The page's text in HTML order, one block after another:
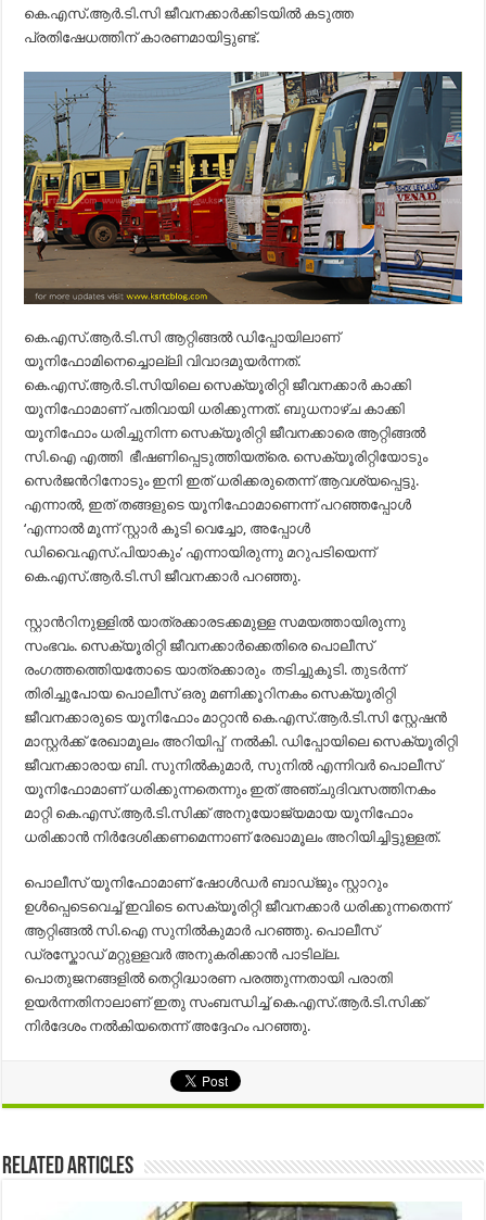
കെ.എസ്.ആര്‍.ടി.സി ജീവനക്കാര്‍ക്കിടയില്‍ കടുത്ത
പ്രതിഷേധത്തിന് കാരണമായിട്ടുണ്ട്.
കെ.എസ്.ആര്‍.ടി.സി ആറ്റിങ്ങല്‍ ഡിപ്പോയിലാണ്
യൂനിഫോമിനെച്ചൊല്ലി വിവാദമുയര്‍ന്നത്.
കെ.എസ്.ആര്‍.ടി.സിയിലെ സെക്യൂരിറ്റി ജീവനക്കാര്‍ കാക്കി
യൂനിഫോമാണ് പതിവായി ധരിക്കുന്നത്. ബുധനാഴ്ച കാക്കി
യൂനിഫോം ധരിച്ചുനിന്ന സെക്യൂരിറ്റി ജീവനക്കാരെ ആറ്റിങ്ങല്‍
സി.ഐ എത്തി ഭീഷണിപ്പെടുത്തിയത്രെ. സെക്യൂരിറ്റിയോടും
സെര്‍ജന്‍റിനോടും ഇനി ഇത് ധരിക്കരുതെന്ന് ആവശ്യപ്പെട്ടു.
എന്നാല്‍, ഇത് തങ്ങളുടെ യൂനിഫോമാണെന്ന് പറഞ്ഞപ്പോള്‍
‘എന്നാല്‍ മൂന്ന് സ്റ്റാര്‍ കൂടി വെച്ചോ, അപ്പോള്‍
ഡിവൈ.എസ്.പിയാകും’ എന്നായിരുന്നു മറുപടിയെന്ന്
കെ.എസ്.ആര്‍.ടി.സി ജീവനക്കാര്‍ പറഞ്ഞു.
സ്റ്റാന്‍റിനുള്ളില്‍ യാത്രക്കാരടക്കമുള്ള സമയത്തായിരുന്നു
സംഭവം. സെക്യൂരിറ്റി ജീവനക്കാര്‍ക്കെതിരെ പൊലീസ്
രംഗത്തത്തെിയതോടെ യാത്രക്കാരും തടിച്ചുകൂടി. തുടര്‍ന്ന്
തിരിച്ചുപോയ പൊലീസ് ഒരു മണിക്കൂറിനകം സെക്യൂരിറ്റി
ജീവനക്കാരുടെ യൂനിഫോം മാറ്റാന്‍ കെ.എസ്.ആര്‍.ടി.സി സ്റ്റേഷന്‍
മാസ്റ്റര്‍ക്ക് രേഖാമൂലം അറിയിപ്പ് നല്‍കി. ഡിപ്പോയിലെ സെക്യൂരിറ്റി
ജീവനക്കാരായ ബി. സുനില്‍കുമാര്‍, സുനില്‍ എന്നിവര്‍ പൊലീസ്
യൂനിഫോമാണ് ധരിക്കുന്നതെന്നും ഇത് അഞ്ചുദിവസത്തിനകം
മാറ്റി കെ.എസ്.ആര്‍.ടി.സിക്ക് അനുയോജ്യമായ യൂനിഫോം
ധരിക്കാന്‍ നിര്‍ദേശിക്കണമെന്നാണ് രേഖാമൂലം അറിയിച്ചിട്ടുള്ളത്.
പൊലീസ് യൂനിഫോമാണ് ഷോള്‍ഡര്‍ ബാഡ്ജും സ്റ്റാറും
ഉള്‍പ്പെടെവെച്ച് ഇവിടെ സെക്യൂരിറ്റി ജീവനക്കാര്‍ ധരിക്കുന്നതെന്ന്
ആറ്റിങ്ങല്‍ സി.ഐ സുനില്‍കുമാര്‍ പറഞ്ഞു. പൊലീസ്
ഡ്രസ്കോഡ് മറ്റുള്ളവര്‍ അനുകരിക്കാന്‍ പാടില്ല.
പൊതുജനങ്ങളില്‍ തെറ്റിദ്ധാരണ പരത്തുന്നതായി പരാതി
ഉയര്‍ന്നതിനാലാണ് ഇതു സംബന്ധിച്ച് കെ.എസ്.ആര്‍.ടി.സിക്ക്
നിര്‍ദേശം നല്‍കിയതെന്ന് അദ്ദേഹം പറഞ്ഞു.
Related Articles